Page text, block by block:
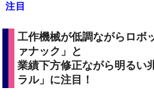
注目
工作機械が低調ながらロボ
ァナック」と
業績下方修正ながら明るい
ラル」に注目！